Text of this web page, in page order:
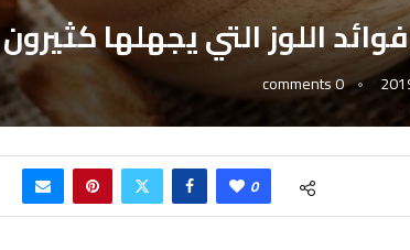
اللوز التي يجهلها كثيرون
0 comments
0